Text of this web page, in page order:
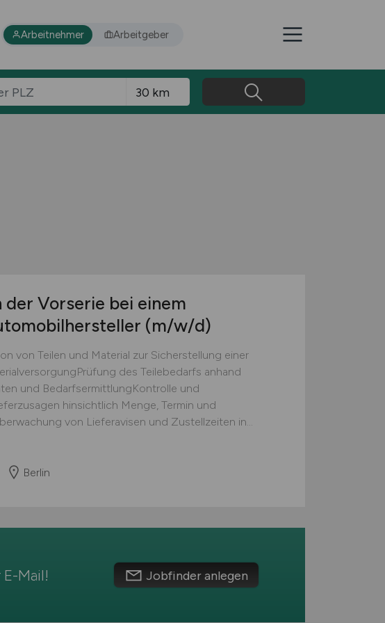
Arbeitnehmer Arbeitgeber
der Vorserie bei einem
(m/w/d)
von Teilen und Material zur Sicherstellung einer
des Teilebedarfs anhand
und BedarfsermittlungKontrolle und
hinsichtlich Menge, Termin und
von Lieferavisen und Zustellzeiten in...
Berlin
E-Mail! Jobfinder anlegen